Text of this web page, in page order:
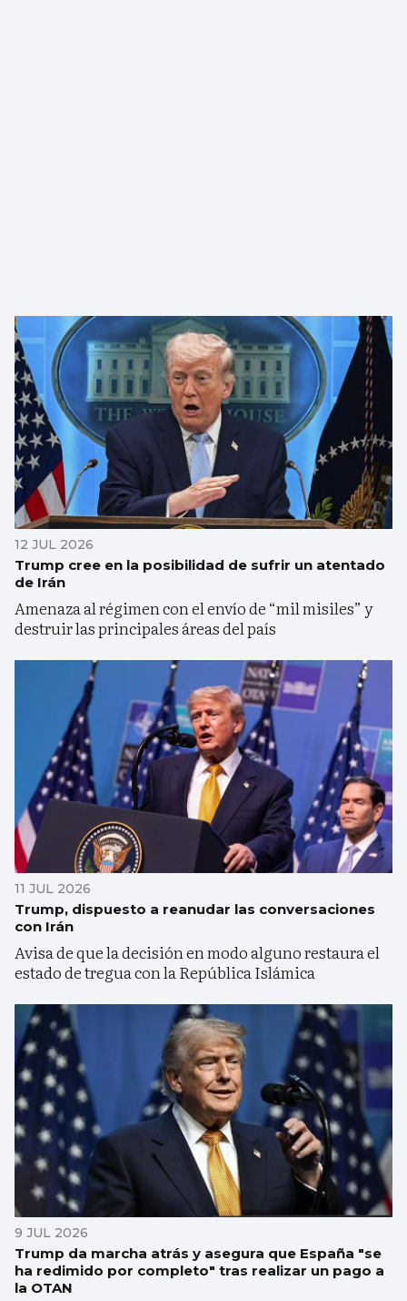
12 JUL 2026
Trump cree en la posibilidad de sufrir un atentado
de Irán
Amenaza al régimen con el envío de “mil misiles” y
destruir las principales áreas del país
11 JUL 2026
Trump, dispuesto a reanudar las conversaciones
con Irán
Avisa de que la decisión en modo alguno restaura el
estado de tregua con la República Islámica
9 JUL 2026
Trump da marcha atrás y asegura que España "se
ha redimido por completo" tras realizar un pago a
la OTAN